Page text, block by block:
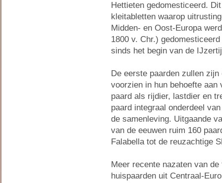
Hettieten gedomesticeerd.
kleitabletten waarop
Midden- en Oost-Europa
1800 v. Chr.)
sinds het begin van de
De eerste paarden zullen
voorzien in hun behoefte
paard als rijdier, lastdier en
paard integraal onderdeel
de samenleving. Uitgaande
van de eeuwen ruim 160
Falabella tot de reuzachtige
Meer recente nazaten van
huispaarden uit Centraal-